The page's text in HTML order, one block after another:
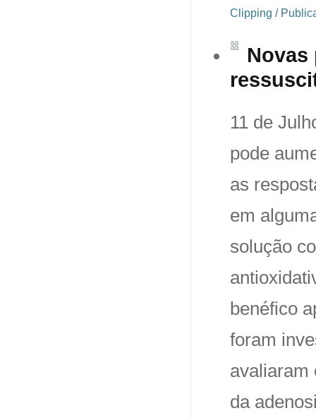
Clipping /
11 de
pode
as
em
solução
benéfico
foram
avaliaram
da